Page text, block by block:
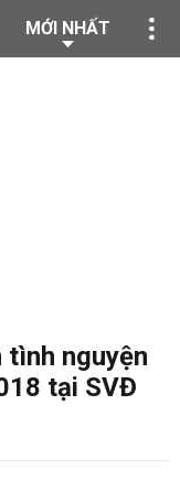
MỚI NHẤT
tình nguyện
tại SVĐ